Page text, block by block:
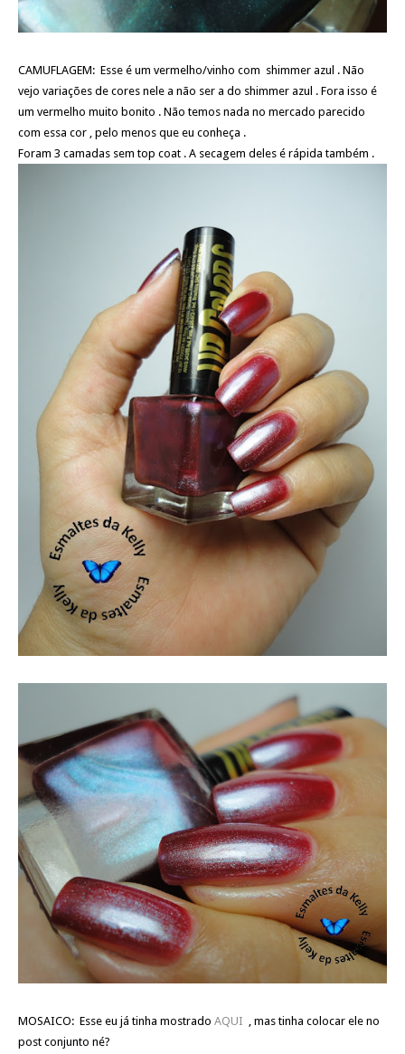
CAMUFLAGEM: Esse é um vermelho/vinho com shimmer azul . Não
vejo variações de cores nele a não ser a do shimmer azul . Fora isso é
um vermelho muito bonito . Não temos nada no mercado parecido
com essa cor , pelo menos que eu conheça .
Foram 3 camadas sem top coat . A secagem deles é rápida também .
MOSAICO: Esse eu já tinha mostrado AQUI
, mas tinha colocar ele no
post conjunto né?